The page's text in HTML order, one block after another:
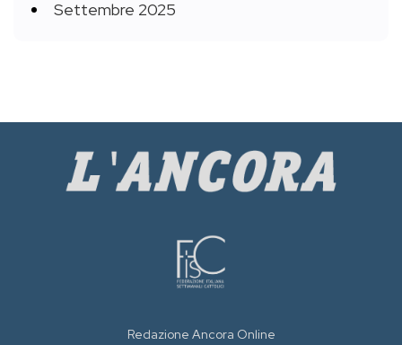
Settembre 2025
Redazione Ancora Online